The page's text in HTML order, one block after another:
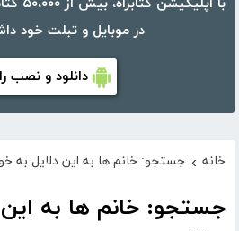
با
در موبایل و تبلت خود
دانلود و نصب
خانه › جستجو: خانم ها به این دلایل به
جستجو: خانم ها به این